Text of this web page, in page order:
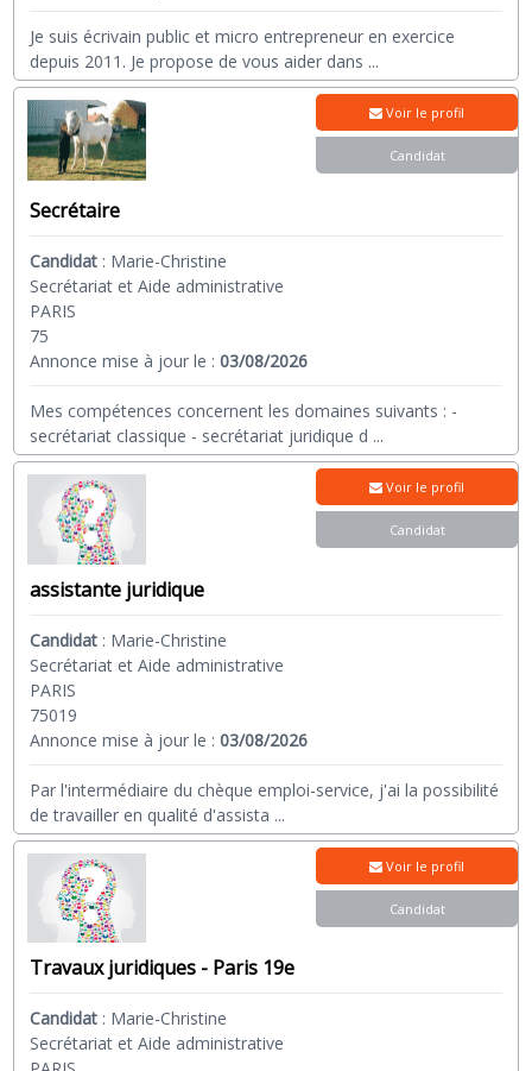
Je suis écrivain public et micro entrepreneur en exercice
depuis 2011. Je propose de vous aider dans ...
Secrétaire
Candidat : Marie-Christine
Secrétariat et Aide administrative
PARIS
75
Annonce mise à jour le :03/08/2026
Mes compétences concernent les domaines suivants : -
secrétariat classique - secrétariat juridique d ...
Voir le profil
Candidat
assistante juridique
Candidat : Marie-Christine
Secrétariat et Aide administrative
PARIS
75019
Annonce mise à jour le :03/08/2026
Par l'intermédiaire du chèque emploi-service, j'ai la possibilité
de travailler en qualité d'assista ...
Voir le profil
Candidat
Travaux juridiques - Paris 19e
Candidat : Marie-Christine
Secrétariat et Aide administrative
Voir le profil
Candidat